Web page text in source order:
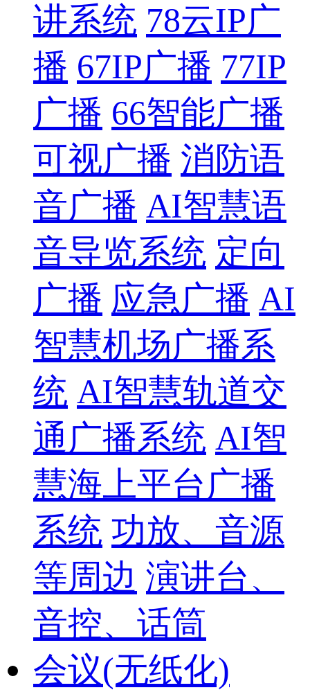
讲系统 78云IP广
播 67IP广播 77IP
广播 66智能广播
可视广播 消防语
音广播 AI智慧语
音导览系统 定向
广播 应急广播 AI
智慧机场广播系
统 AI智慧轨道交
通广播系统 AI智
慧海上平台广播
系统 功放、音源
等周边 演讲台、
音控、话筒
会议(无纸化)